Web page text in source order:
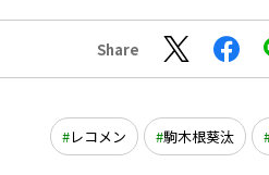
Share
レコメン 駒木根葵汰